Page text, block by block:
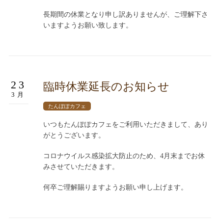
長期間の休業となり申し訳ありませんが、ご理解下さ
いますようお願い致します。
23
3月
臨時休業延長のお知らせ
たんぽぽカフェ
いつもたんぽぽカフェをご利用いただきまして、あり
がとうございます。
コロナウイルス感染拡大防止のため、4月末までお休
みさせていただきます。
何卒ご理解賜りますようお願い申し上げます。